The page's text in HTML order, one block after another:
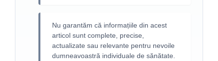
Nu garantăm că informațiile din acest
articol sunt complete, precise,
actualizate sau relevante pentru nevoile
dumneavoastră individuale de sănătate.